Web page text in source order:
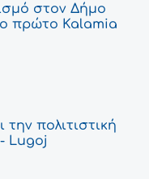
στον Δήμο
πρώτο Kalamia
πολιτιστική
Lugoj